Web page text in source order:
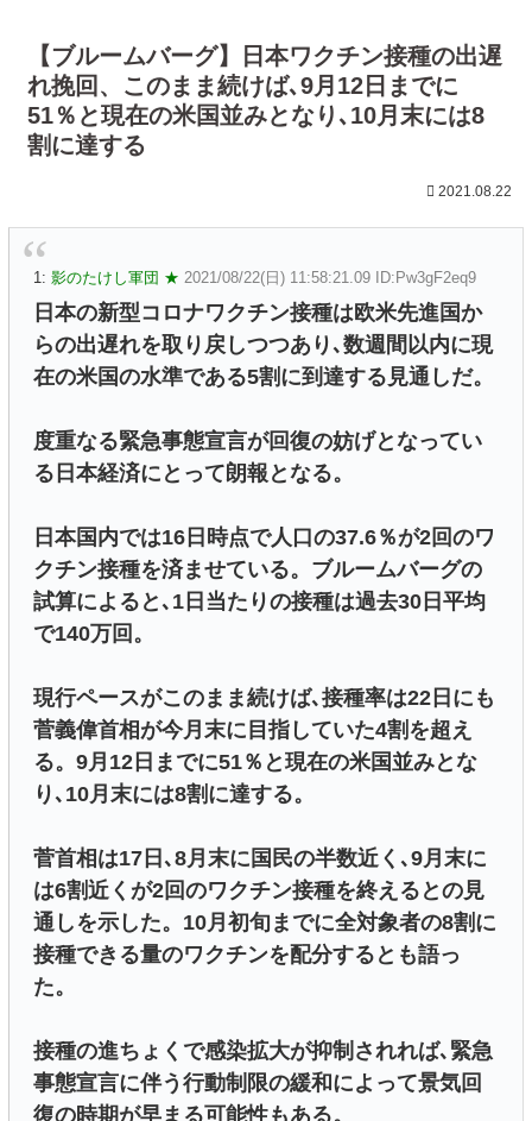
【ブルームバーグ】日本ワクチン接種の出遅
れ挽回、このまま続けば､9月12日までに
51％と現在の米国並みとなり､10月末には8
割に達する
2021.08.22
1: 影のたけし軍団 ★ 2021/08/22(日) 11:58:21.09 ID:Pw3gF2eq9
日本の新型コロナワクチン接種は欧米先進国か
らの出遅れを取り戻しつつあり､数週間以内に現
在の米国の水準である5割に到達する見通しだ。
度重なる緊急事態宣言が回復の妨げとなってい
る日本経済にとって朗報となる。
日本国内では16日時点で人口の37.6％が2回のワ
クチン接種を済ませている。ブルームバーグの
試算によると､1日当たりの接種は過去30日平均
で140万回。
現行ペースがこのまま続けば､接種率は22日にも
菅義偉首相が今月末に目指していた4割を超え
る。9月12日までに51％と現在の米国並みとな
り､10月末には8割に達する。
菅首相は17日､8月末に国民の半数近く､9月末に
は6割近くが2回のワクチン接種を終えるとの見
通しを示した。10月初旬までに全対象者の8割に
接種できる量のワクチンを配分するとも語っ
た。
接種の進ちょくで感染拡大が抑制されれば､緊急
事態宣言に伴う行動制限の緩和によって景気回
復の時期が早まる可能性もある。